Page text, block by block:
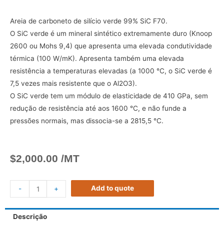
Areia de carboneto de silício verde 99% SiC F70.
O SiC verde é um mineral sintético extremamente duro (Knoop
2600 ou Mohs 9,4) que apresenta uma elevada condutividade
térmica (100 W/mK). Apresenta também uma elevada
resistência a temperaturas elevadas (a 1000 °C, o SiC verde é
7,5 vezes mais resistente que o Al2O3).
O SiC verde tem um módulo de elasticidade de 410 GPa, sem
redução de resistência até aos 1600 °C, e não funde a
pressões normais, mas dissocia-se a 2815,5 °C.
$2,000.00 /MT
- + Add to quote
Descrição